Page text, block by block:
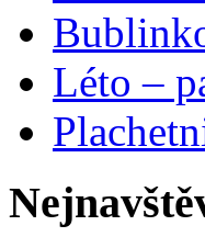
Léto –